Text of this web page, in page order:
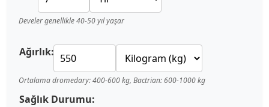
Develer genellikle 40-50 yıl yaşar
Ağırlık:
Ortalama dromedary: 400-600 kg, Bactrian: 600-1000 kg
Sağlık Durumu: